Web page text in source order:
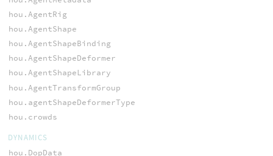
hou.AgentRig
hou.AgentShape
hou.AgentShapeBinding
hou.AgentShapeDeformer
hou.AgentShapeLibrary
hou.AgentTransformGroup
hou.agentShapeDeformerType
hou.crowds
DYNAMICS
hou.DopData